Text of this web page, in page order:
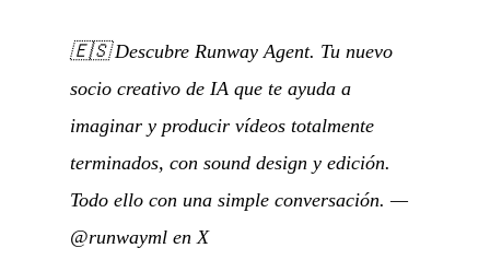
🇪🇸Descubre Runway Agent. Tu nuevo
socio creativo de IA que te ayuda a
imaginar y producir vídeos totalmente
terminados, con sound design y edición.
Todo ello con una simple conversación. —
@runwayml en X